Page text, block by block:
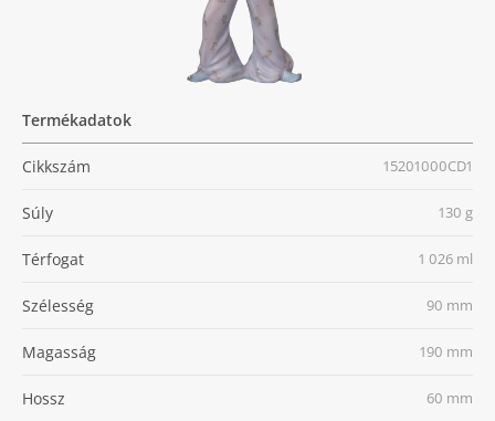
Termékadatok
Cikkszám 15201000CD1
Súly 130 g
Térfogat 1 026 ml
Szélesség 90 mm
Magasság 190 mm
Hossz 60 mm